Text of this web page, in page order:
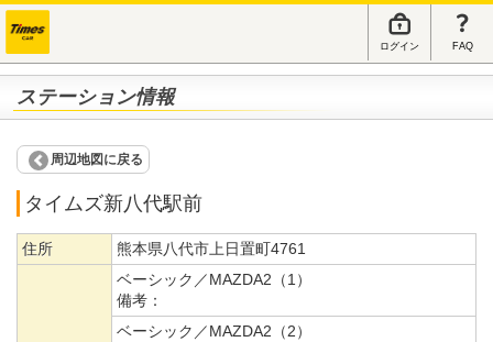
ログイン FAQ
ステーション情報
周辺地図に戻る
タイムズ新八代駅前
住所 熊本県八代市上日置町4761
ベーシック／MAZDA2（1）
備考：
ベーシック／MAZDA2（2）